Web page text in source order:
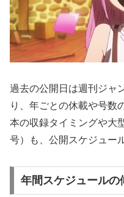
過去の公開日は週刊ジャ
り、年ごとの休載や号数
本の収録タイミングや大
号）も、公開スケジュー
年間スケジュールの